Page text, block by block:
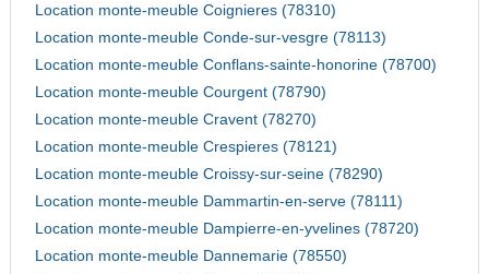
Location monte-meuble Coignieres (78310)
Location monte-meuble Conde-sur-vesgre (78113)
Location monte-meuble Conflans-sainte-honorine (78700)
Location monte-meuble Courgent (78790)
Location monte-meuble Cravent (78270)
Location monte-meuble Crespieres (78121)
Location monte-meuble Croissy-sur-seine (78290)
Location monte-meuble Dammartin-en-serve (78111)
Location monte-meuble Dampierre-en-yvelines (78720)
Location monte-meuble Dannemarie (78550)